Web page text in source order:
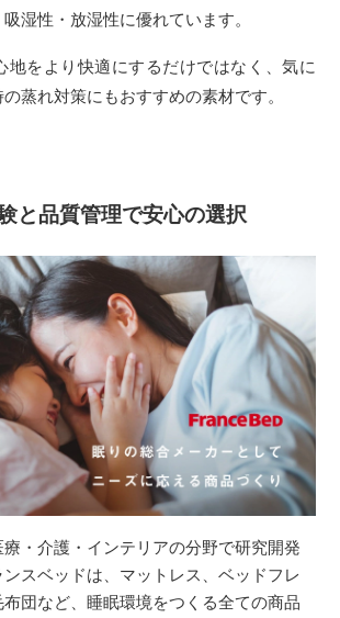
湿性・放湿性に優れています。
地をより快適にするだけではなく、気に
蒸れ対策にもおすすめの素材です。
と品質管理で安心の選択
・介護・インテリアの分野で研究開発
スベッドは、マットレス、ベッドフレ
団など、睡眠環境をつくる全ての商品